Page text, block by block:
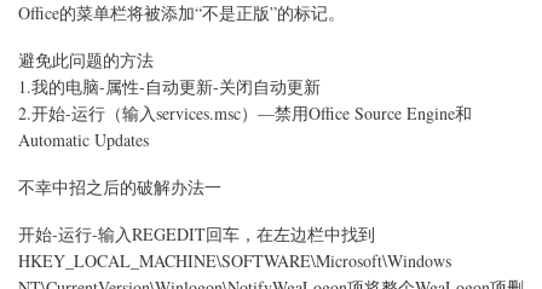
户
Office的菜单栏将被添加“不是正版”的标记。
避免此问题的方法
1.我的电脑-属性-自动更新-关闭自动更新
2.开始-运行（输入services.msc）—禁用Office Source Engine和
Automatic Updates
不幸中招之后的破解办法一
开始-运行-输入REGEDIT回车，在左边栏中找到
HKEY_LOCAL_MACHINE\SOFTWARE\Microsoft\Windows